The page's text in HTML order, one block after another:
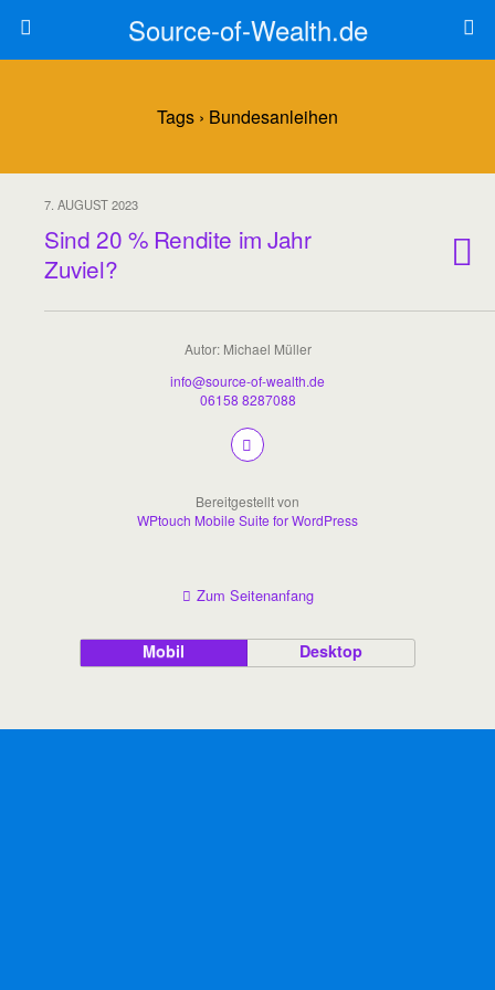
Source-of-Wealth.de
Tags › Bundesanleihen
7. AUGUST 2023
Sind 20 % Rendite im Jahr
Zuviel?
Autor: Michael Müller
info@source-of-wealth.de
06158 8287088
Bereitgestellt von
WPtouch Mobile Suite for WordPress
Zum Seitenanfang
Mobil Desktop